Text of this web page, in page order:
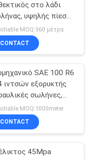
στο λάδι
υψηλής πίεσης
λάδι
MOQ:360 μέτρα
CONTACT
SAE 100 R6
ιντσών εξορυκτής
σωλήνες,
ενισχυμένο
MOQ:1000meter
CONTACT
45Mpa